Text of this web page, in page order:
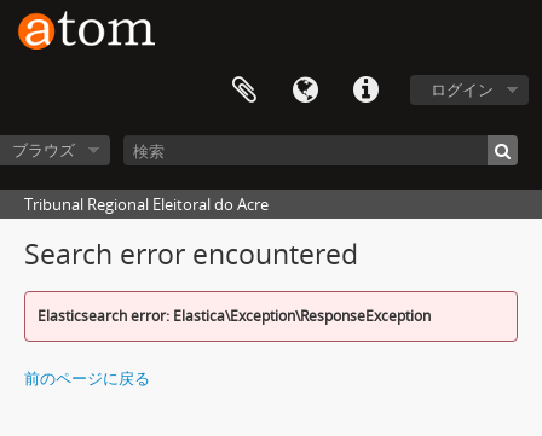
ログイン
ブラウズ
Tribunal Regional Eleitoral do Acre
Search error encountered
Elasticsearch error: Elastica\Exception\ResponseException
前のページに戻る